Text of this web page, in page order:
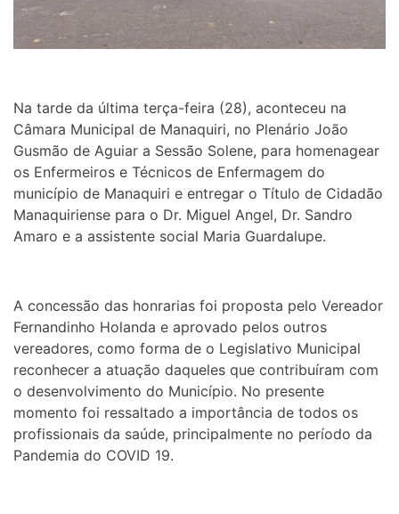
Na tarde da última terça-feira (28), aconteceu na
Câmara Municipal de Manaquiri, no Plenário João
Gusmão de Aguiar a Sessão Solene, para homenagear
os Enfermeiros e Técnicos de Enfermagem do
município de Manaquiri e entregar o Título de Cidadão
Manaquiriense para o Dr. Miguel Angel, Dr. Sandro
Amaro e a assistente social Maria Guardalupe.
A concessão das honrarias foi proposta pelo Vereador
Fernandinho Holanda e aprovado pelos outros
vereadores, como forma de o Legislativo Municipal
reconhecer a atuação daqueles que contribuíram com
o desenvolvimento do Município. No presente
momento foi ressaltado a importância de todos os
profissionais da saúde, principalmente no período da
Pandemia do COVID 19.